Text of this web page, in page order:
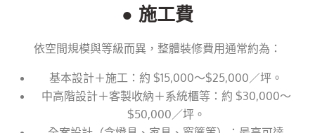
● 施工費
依空間規模與等級而異，整體裝修費用通常約為：
基本設計＋施工：約 $15,000～$25,000／坪。
中高階設計＋客製收納＋系統櫃等：約 $30,000～
$50,000／坪。